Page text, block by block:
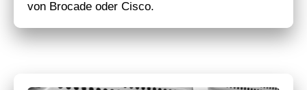
von Brocade oder Cisco.